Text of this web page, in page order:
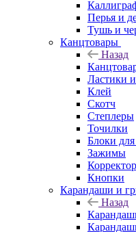
Перья и
Тушь и
Канцтовары
Назад
Ластики
Клей
Скотч
Степлеры
Точилки
Блоки для
Зажимы
Кнопки
Карандаши и
Назад